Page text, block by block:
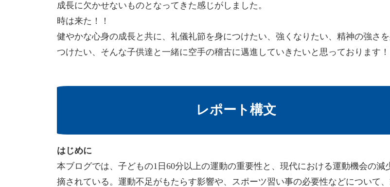
成長に欠かせないものとなってきた感じがしました。
時は来た！！
健やかな心身の成長と共に、礼儀礼節を身につけたい、強くなりたい、精神の強さ
つけたい、そんな子供達と一緒に空手の稽古に邁進していきたいと思っております！
レポート構文
はじめに
本ブログでは、子どもの1日60分以上の運動の重要性と、現代における運動機会の減
摘されている。運動不足がもたらす影響や、スポーツ習い事の必要性などについて